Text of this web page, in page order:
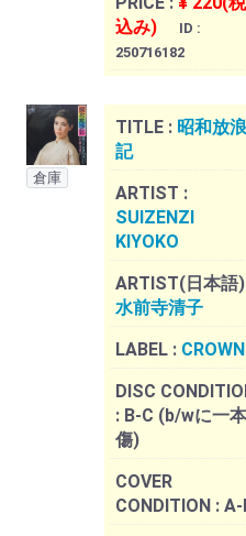
込み)
ID :
250716182
倉庫
TITLE : 昭和放浪
記
ARTIST :
SUIZENZI
KIYOKO
ARTIST(日本語
水前寺清子
LABEL : CROWN
DISC
: B-C (b/wに一本
傷)
COVER
CONDITION : A-